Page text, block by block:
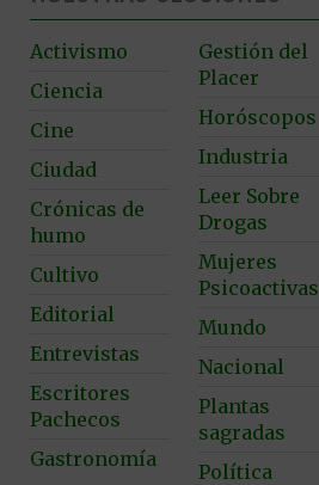
Activismo
Ciencia
Cine
Ciudad
Crónicas de
humo
Cultivo
Editorial
Entrevistas
Escritores
Pachecos
Gastronomía
Gestión del
Placer
Horóscopos
Industria
Leer Sobre
Drogas
Mujeres
Psicoactivas
Mundo
Nacional
Plantas
sagradas
Política